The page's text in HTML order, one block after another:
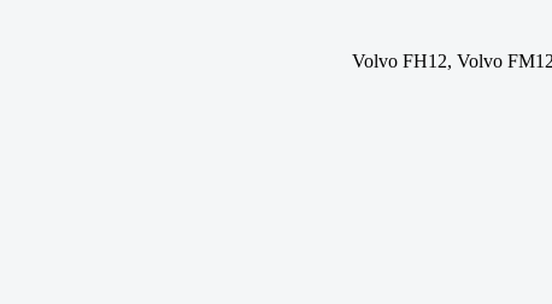
Volvo FH12, Volvo FM12